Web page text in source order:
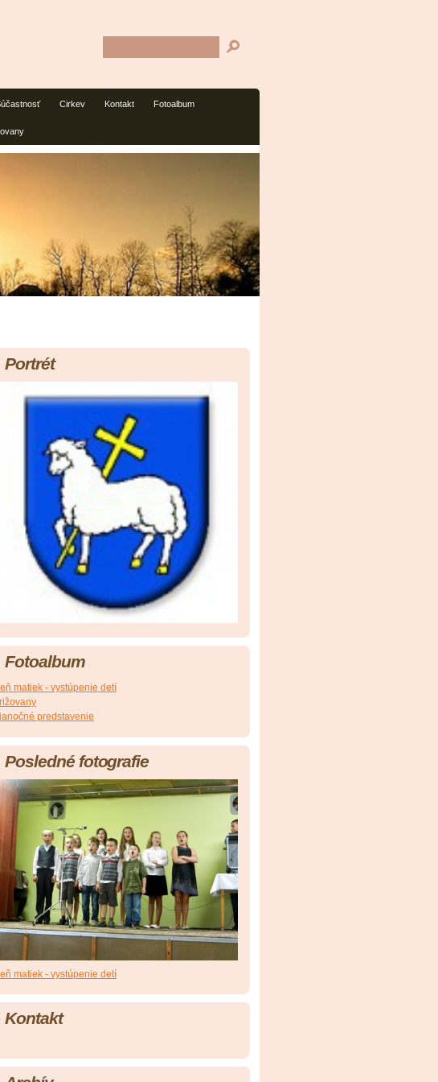
Cirkev Kontakt Fotoalbum
Portrét
Fotoalbum
matiek - vystúpenie detí
predstavenie
Posledné fotografie
matiek - vystúpenie detí
Kontakt